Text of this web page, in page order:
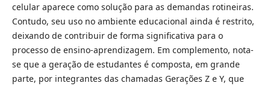
celular aparece como solução para as demandas rotineiras.
Contudo, seu uso no ambiente educacional ainda é restrito,
deixando de contribuir de forma significativa para o
processo de ensino-aprendizagem. Em complemento, nota-
se que a geração de estudantes é composta, em grande
parte, por integrantes das chamadas Gerações Z e Y, que